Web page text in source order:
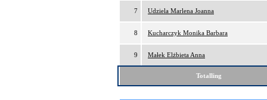
7 Udziela Marlena Joanna
8 Kucharczyk Monika Barbara
9 Małek Elżbieta Anna
Totalling